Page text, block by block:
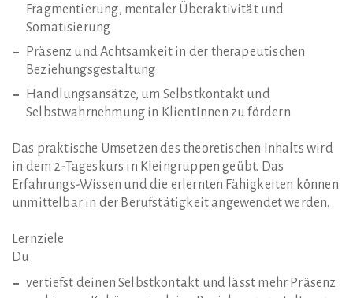
Fragmentierung, mentaler Überaktivität und
Somatisierung
Präsenz und Achtsamkeit in der therapeutischen
Beziehungsgestaltung
Handlungsansätze, um Selbstkontakt und
Selbstwahrnehmung in KlientInnen zu fördern
Das praktische Umsetzen des theoretischen Inhalts wird
in dem 2-Tageskurs in Kleingruppen geübt. Das
Erfahrungs-Wissen und die erlernten Fähigkeiten können
unmittelbar in der Berufstätigkeit angewendet werden.
Lernziele
Du
vertiefst deinen Selbstkontakt und lässt mehr Präsenz